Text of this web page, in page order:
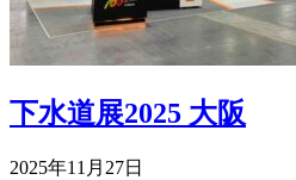
下水道展2025 大阪
2025年11月27日